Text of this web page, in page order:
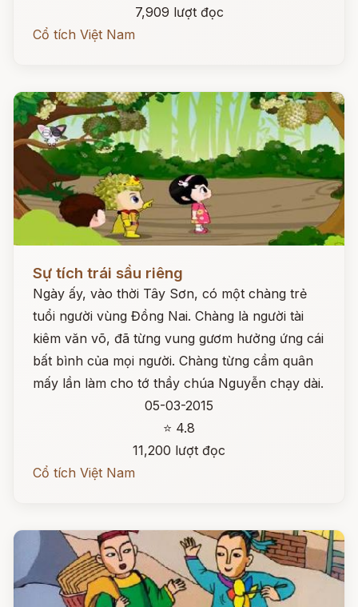
7,909 lượt đọc
Cổ tích Việt Nam
Sự tích trái sầu riêng
Ngày ấy, vào thời Tây Sơn, có một chàng trẻ
tuổi người vùng Đồng Nai. Chàng là người tài
kiêm văn võ, đã từng vung gươm hưởng ứng cái
bất bình của mọi người. Chàng từng cầm quân
mấy lần làm cho tớ thầy chúa Nguyễn chạy dài.
05-03-2015
⭐ 4.8
11,200 lượt đọc
Cổ tích Việt Nam